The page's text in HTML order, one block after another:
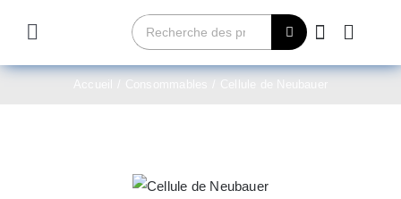
Toggle
Navigation
Rechercher:
Accueil Consommables Cellule de Neubauer